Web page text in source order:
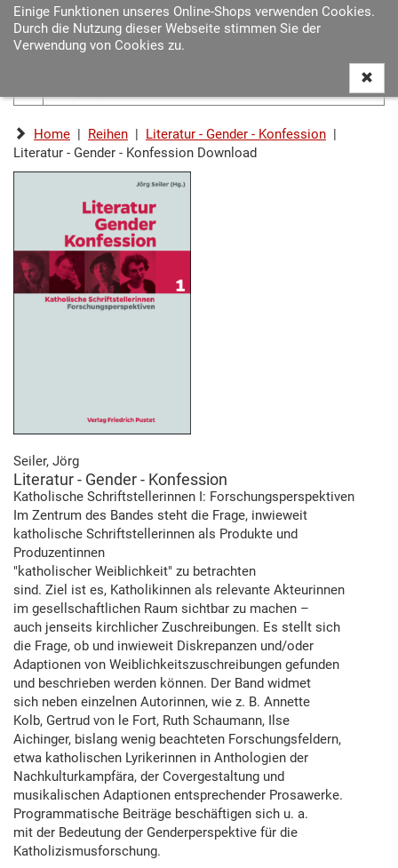
Einige Funktionen unseres Online-Shops verwenden Cookies.
Durch die Nutzung dieser Webseite stimmen Sie der
Verwendung von Cookies zu.
Home | Reihen | Literatur - Gender - Konfession |
Literatur - Gender - Konfession Download
Seiler, Jörg
Literatur - Gender - Konfession
Katholische Schriftstellerinnen I: Forschungsperspektiven
Im Zentrum des Bandes steht die Frage, inwieweit
katholische Schriftstellerinnen als Produkte und
Produzentinnen
"katholischer Weiblichkeit" zu betrachten
sind. Ziel ist es, Katholikinnen als relevante Akteurinnen
im gesellschaftlichen Raum sichtbar zu machen –
auch jenseits kirchlicher Zuschreibungen. Es stellt sich
die Frage, ob und inwieweit Diskrepanzen und/oder
Adaptionen von Weiblichkeitszuschreibungen gefunden
und beschrieben werden können. Der Band widmet
sich neben einzelnen Autorinnen, wie z. B. Annette
Kolb, Gertrud von le Fort, Ruth Schaumann, Ilse
Aichinger, bislang wenig beachteten Forschungsfeldern,
etwa katholischen Lyrikerinnen in Anthologien der
Nachkulturkampfära, der Covergestaltung und
musikalischen Adaptionen entsprechender Prosawerke.
Programmatische Beiträge beschäftigen sich u. a.
mit der Bedeutung der Genderperspektive für die
Katholizismusforschung.